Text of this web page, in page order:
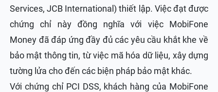
Services, JCB International) thiết lập. Việc đạt được
chứng chỉ này đồng nghĩa với việc MobiFone
Money đã đáp ứng đầy đủ các yêu cầu khắt khe về
bảo mật thông tin, từ việc mã hóa dữ liệu, xây dựng
tường lửa cho đến các biện pháp bảo mật khác.
Với chứng chỉ PCI DSS, khách hàng của MobiFone